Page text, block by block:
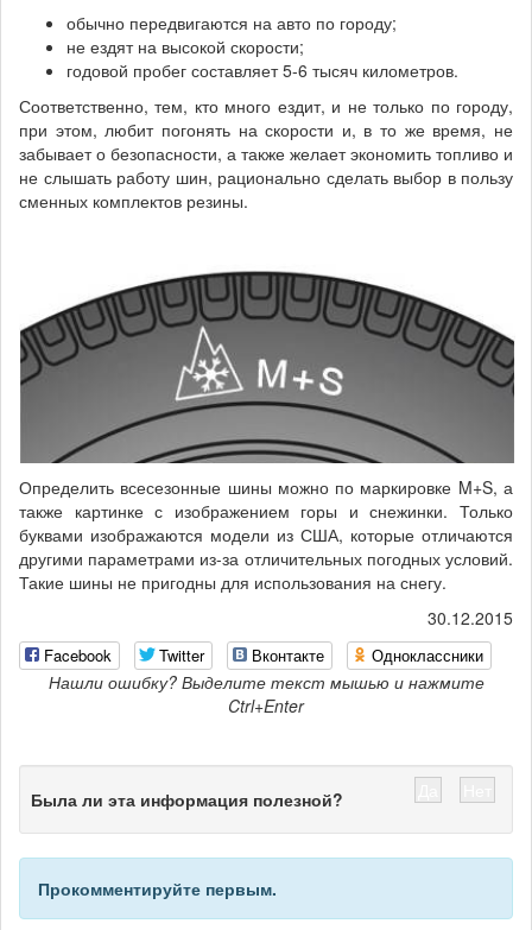
обычно передвигаются на авто по городу;
не ездят на высокой скорости;
годовой пробег составляет 5-6 тысяч километров.
Соответственно, тем, кто много ездит, и не только по городу,
при этом, любит погонять на скорости и, в то же время, не
забывает о безопасности, а также желает экономить топливо и
не слышать работу шин, рационально сделать выбор в пользу
сменных комплектов резины.
Определить всесезонные шины можно по маркировке M+S, а
также картинке с изображением горы и снежинки. Только
буквами изображаются модели из США, которые отличаются
другими параметрами из-за отличительных погодных условий.
Такие шины не пригодны для использования на снегу.
30.12.2015
Facebook Twitter Вконтакте Одноклассники
Нашли ошибку? Выделите текст мышью и нажмите
Ctrl+Enter
Была ли эта информация полезной?
Прокомментируйте первым.